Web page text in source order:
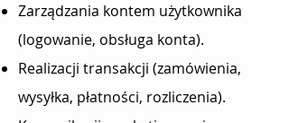
Zarządzania kontem użytkownika
(logowanie, obsługa konta).
Realizacji transakcji (zamówienia,
wysyłka, płatności, rozliczenia).